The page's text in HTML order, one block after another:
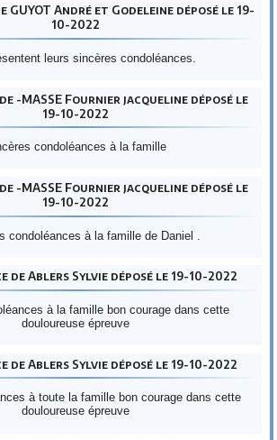
GUYOT André et Godeleine déposé le 19-
10-2022
leurs sincères condoléances.
-MASSE Fournier jacqueline déposé le
19-10-2022
condoléances à la famille
-MASSE Fournier jacqueline déposé le
19-10-2022
condoléances à la famille de Daniel .
de Ablers Sylvie déposé le 19-10-2022
à la famille bon courage dans cette
douloureuse épreuve
de Ablers Sylvie déposé le 19-10-2022
à toute la famille bon courage dans cette
douloureuse épreuve